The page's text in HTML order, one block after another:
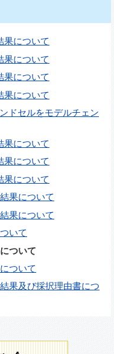
果について
果について
果について
果について
ドセルをモデルチェン
果について
果について
果について
果について
果について
いて
ついて
ついて
果及び採択理由書につ